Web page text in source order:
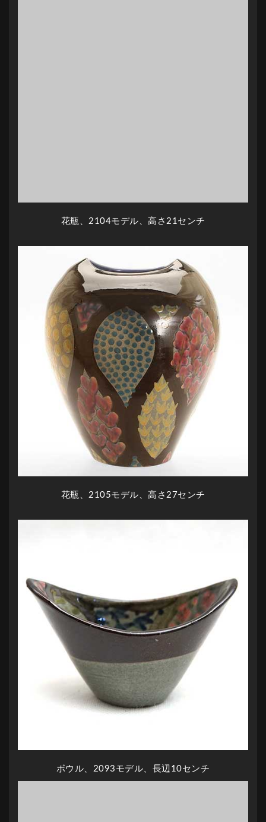
花瓶、2104モデル、高さ21センチ
花瓶、2105モデル、高さ27センチ
ボウル、2093モデル、長辺10センチ